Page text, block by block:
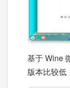
基于 Wine
版本比较低